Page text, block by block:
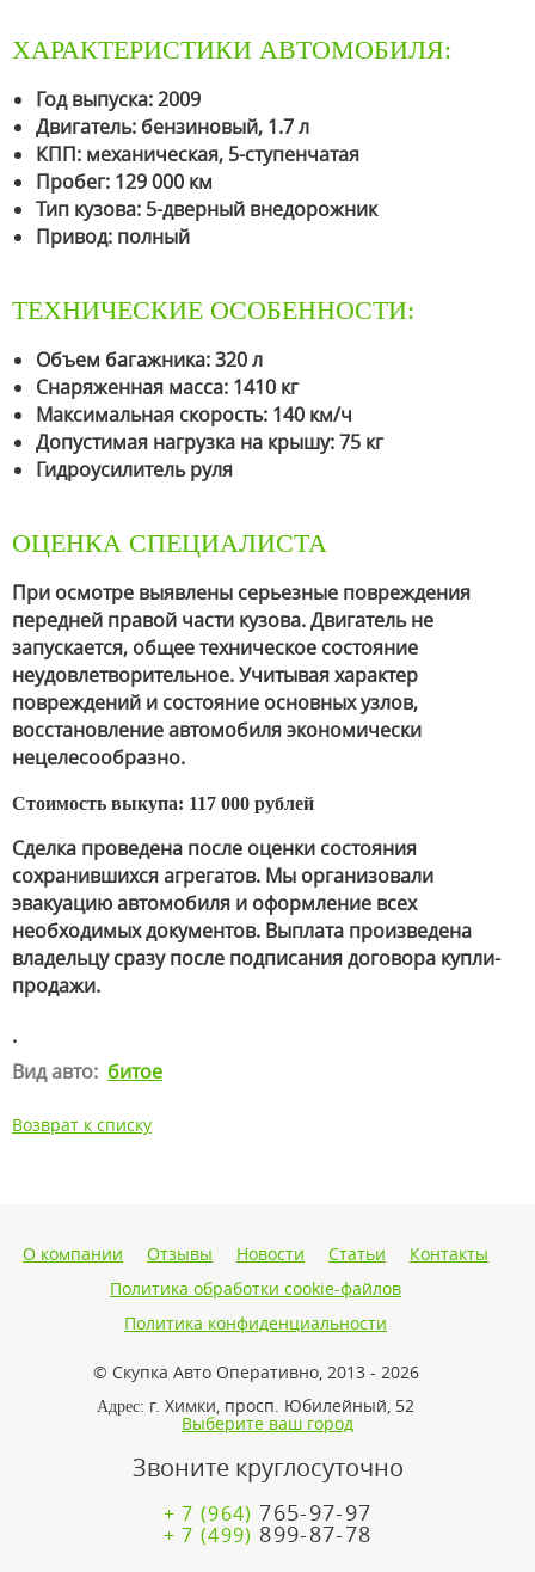
ХАРАКТЕРИСТИКИ АВТОМОБИЛЯ:
Год выпуска: 2009
Двигатель: бензиновый, 1.7 л
КПП: механическая, 5-ступенчатая
Пробег: 129 000 км
Тип кузова: 5-дверный внедорожник
Привод: полный
ТЕХНИЧЕСКИЕ ОСОБЕННОСТИ:
Объем багажника: 320 л
Снаряженная масса: 1410 кг
Максимальная скорость: 140 км/ч
Допустимая нагрузка на крышу: 75 кг
Гидроусилитель руля
ОЦЕНКА СПЕЦИАЛИСТА
При осмотре выявлены серьезные повреждения
передней правой части кузова. Двигатель не
запускается, общее техническое состояние
неудовлетворительное. Учитывая характер
повреждений и состояние основных узлов,
восстановление автомобиля экономически
нецелесообразно.
Стоимость выкупа: 117 000 рублей
Сделка проведена после оценки состояния
сохранившихся агрегатов. Мы организовали
эвакуацию автомобиля и оформление всех
необходимых документов. Выплата произведена
владельцу сразу после подписания договора купли-
продажи.
.
Вид авто: битое
Возврат к списку
О компании Отзывы Новости Статьи
Контакты
Политика обработки cookie-файлов
Политика конфиденциальности
© Скупка Авто Оперативно, 2013 - 2026
Адрес: г. Химки, просп. Юбилейный, 52
Выберите ваш город
Звоните круглосуточно
+ 7 (964)765-97-97
+ 7 (499) 899-87-78